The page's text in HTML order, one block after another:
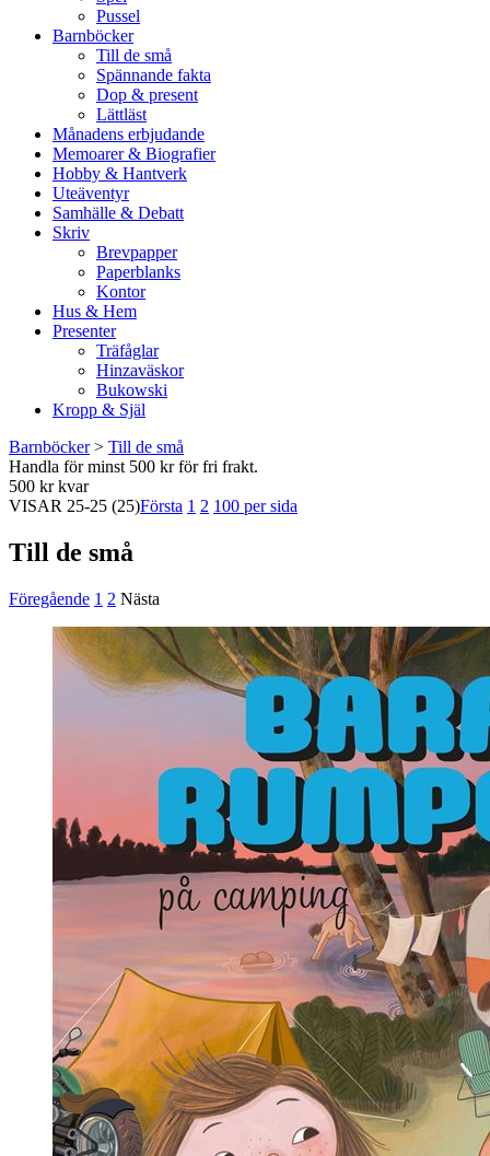
Pussel
Barnböcker
Till de små
Spännande fakta
Dop & present
Lättläst
Månadens erbjudande
Memoarer & Biografier
Hobby & Hantverk
Uteäventyr
Samhälle & Debatt
Skriv
Brevpapper
Paperblanks
Kontor
Hus & Hem
Presenter
Träfåglar
Hinzaväskor
Bukowski
Kropp & Själ
Barnböcker> Till de små
Handla för minst 500 kr för fri frakt.
500 kr kvar
VISAR 25-25 (25)Första 1 2 100 per sida
Till de små
Föregående 1 2 Nästa